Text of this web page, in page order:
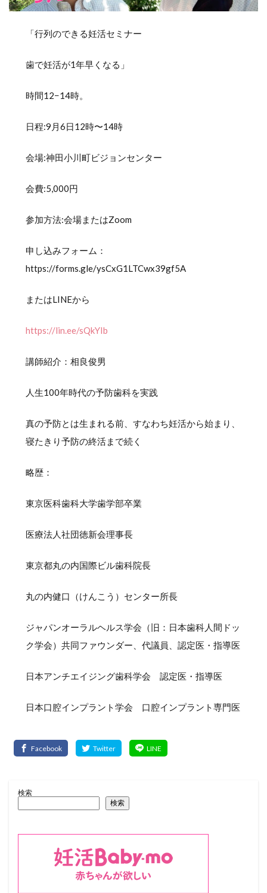
「行列のできる妊活セミナー
歯で妊活が1年早くなる」
時間12−14時。
日程:9月6日12時〜14時
会場:神田小川町ビジョンセンター
会費:5,000円
参加方法:会場またはZoom
申し込みフォーム：
https://forms.gle/ysCxG1LTCwx39gf5A
またはLINEから
https://lin.ee/sQkYIb
講師紹介：相良俊男
人生100年時代の予防歯科を実践
真の予防とは生まれる前、すなわち妊活から始まり、
寝たきり予防の終活まで続く
略歴：
東京医科歯科大学歯学部卒業
医療法人社団徳新会理事長
東京都丸の内国際ビル歯科院長
丸の内健口（けんこう）センター所長
ジャパンオーラルヘルス学会（旧：日本歯科人間ドッ
ク学会）共同ファウンダー、代議員、認定医・指導医
日本アンチエイジング歯科学会 認定医・指導医
日本口腔インプラント学会 口腔インプラント専門医
検索
検索